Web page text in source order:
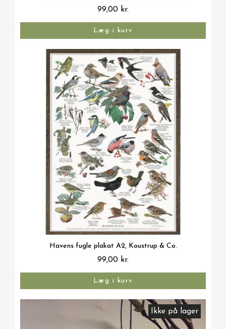
99,00 kr.
Læg i kurv
Vis her
Havens fugle plakat A2, Koustrup & Co.
99,00 kr.
Læg i kurv
Ikke på lager